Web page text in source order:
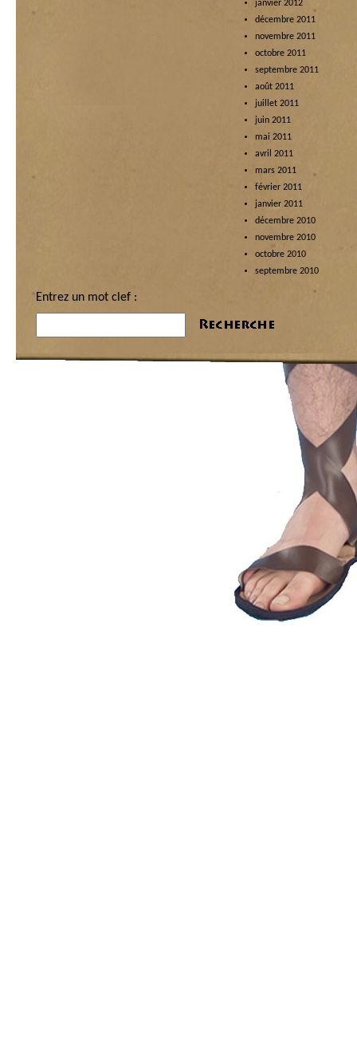
janvier 2012
décembre 2011
novembre 2011
octobre 2011
septembre 2011
août 2011
juillet 2011
juin 2011
mai 2011
avril 2011
mars 2011
février 2011
janvier 2011
décembre 2010
novembre 2010
octobre 2010
septembre 2010
Entrez un mot clef :